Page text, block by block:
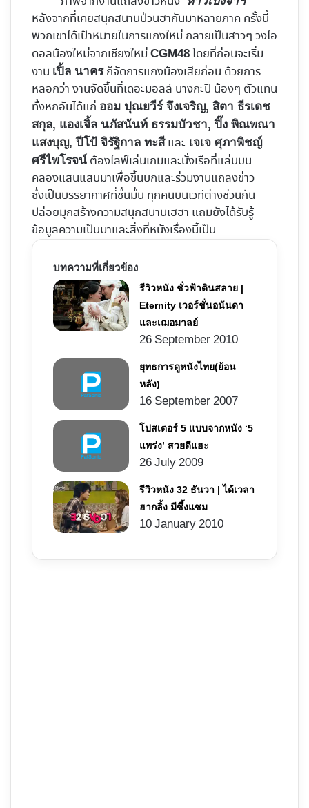
หลังจากที่เคยสนุกสนานป่วนฮากันมาหลายภาค ครั้งนี้
พวกเขาได้เป้าหมายในการแกงใหม่ กลายเป็นสาวๆ วงไอ
ดอลน้องใหม่จากเชียงใหม่ CGM48 โดยที่ก่อนจะเริ่ม
งาน เปิ้ล นาครก็จัดการแกงน้องเสียก่อน ด้วยการ
หลอกว่า งานจัดขึ้นที่เดอะมอลล์ บางกะปิ น้องๆ ตัวแทน
ทั้งหกอันได้แก่ ออม ปุณยวีร์ จึงเจริญ, สิตา ธีรเดช
สกุล, แองเจิ้ล นภัสนันท์ ธรรมบัวชา, ปิ๊ง พิณพณา
แสงบุญ, ปีโป้ จิรัฐิกาล ทะสีและ เจเจ ศุภาพิชญ์
ศรีไพโรจน์ ต้องไลฟ์เล่นเกมและนั่งเรือที่แล่นบน
คลองแสนแสบมาเพื่อขึ้นบกและร่วมงานแถลงข่าว
ซึ่งเป็นบรรยากาศที่ชื่นมื่น ทุกคนบนเวทีต่างช่วนกัน
ปล่อยมุกสร้างความสนุกสนานเฮฮา แถมยังได้รับรู้
ข้อมูลความเป็นมาและสิ่งที่หนังเรื่องนี้เป็น
บทความที่เกี่ยวข้อง
รีวิวหนัง ชั่วฟ้าดินสลาย |
Eternity เวอร์ชั่นอนันดา
และเฌอมาลย์
26 September 2010
ยุทธการดูหนังไทย(ย้อน
หลัง)
16 September 2007
โปสเตอร์ 5 แบบจากหนัง ‘5
แพร่ง’ สวยดีแฮะ
26 July 2009
รีวิวหนัง 32 ธันวา | ได้เวลา
ฮากลิ้ง มีซึ้งแซม
10 January 2010